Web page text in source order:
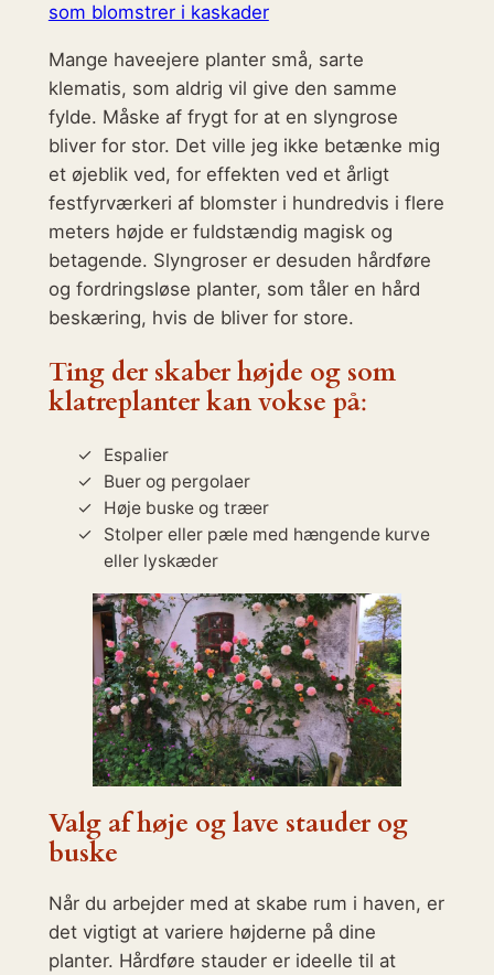
som blomstrer i kaskader
Mange haveejere planter små, sarte
klematis, som aldrig vil give den samme
fylde. Måske af frygt for at en slyngrose
bliver for stor. Det ville jeg ikke betænke mig
et øjeblik ved, for effekten ved et årligt
festfyrværkeri af blomster i hundredvis i flere
meters højde er fuldstændig magisk og
betagende. Slyngroser er desuden hårdføre
og fordringsløse planter, som tåler en hård
beskæring, hvis de bliver for store.
Ting der skaber højde og som
klatreplanter kan vokse på:
Espalier
Buer og pergolaer
Høje buske og træer
Stolper eller pæle med hængende kurve
eller lyskæder
Valg af høje og lave stauder og
buske
Når du arbejder med at skabe rum i haven, er
det vigtigt at variere højderne på dine
planter. Hårdføre stauder er ideelle til at